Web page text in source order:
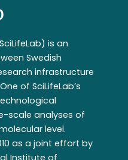
is an
Swedish
infrastructure
of SciLifeLab’s
scale analyses of
level.
as a joint effort by
Institute of